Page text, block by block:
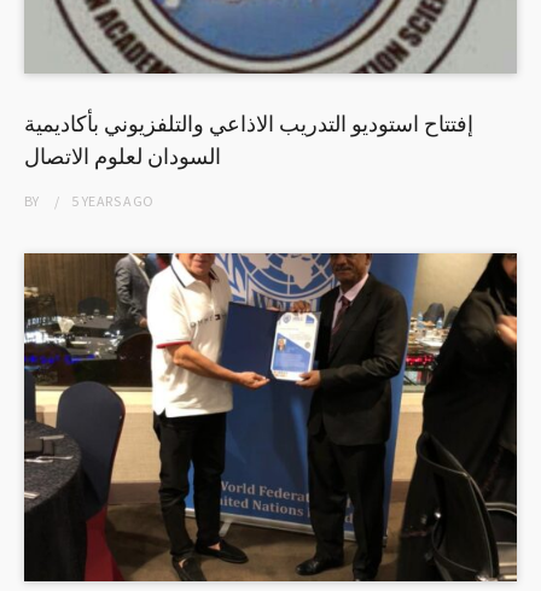
إفتتاح استوديو التدريب الاذاعي والتلفزيوني بأكاديمية
السودان لعلوم الاتصال
BY 5 YEARSAGO